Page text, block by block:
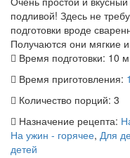
подливой! Здесь не
подготовки вроде
Получаются они мягкие
Время подготовки: 10
Время приготовления:
Количество порций: 3
Назначение рецепта:
На ужин - горячее, Для
детей